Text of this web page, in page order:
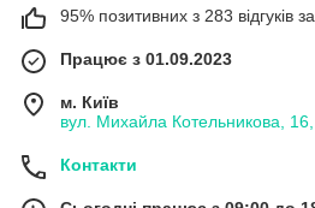
95% позитивних з 283 відгуків за
Працює з 01.09.2023
м. Київ
вул. Михайла Котельникова,
Контакти